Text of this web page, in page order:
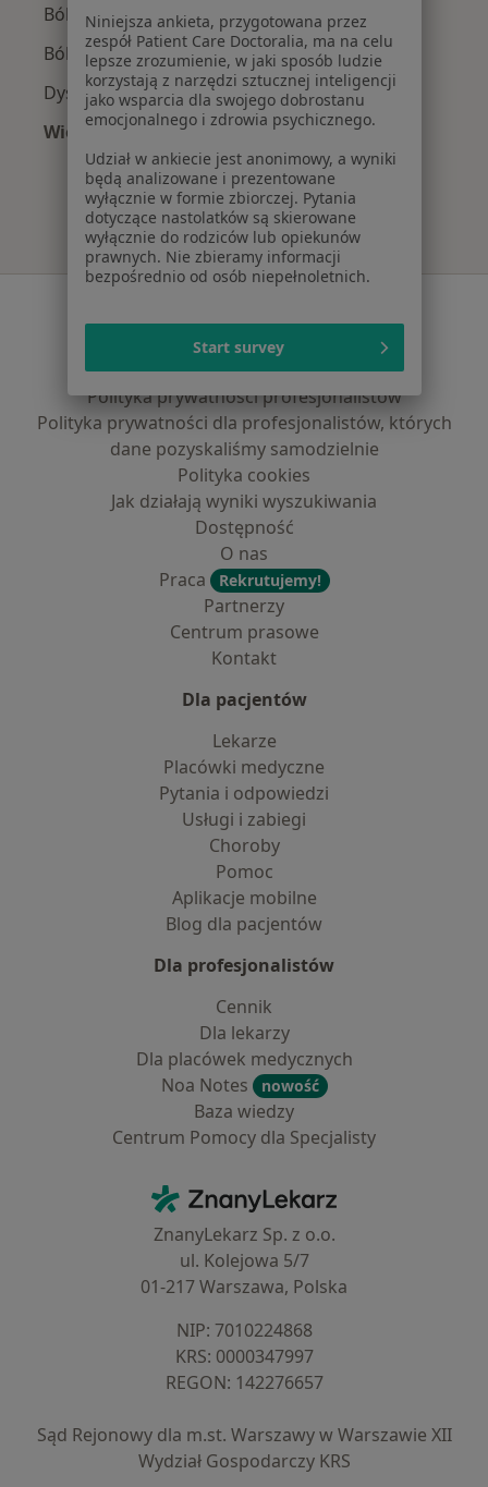
Ból barku w Tarnowie
Ból kolana w Tarnowie
Dyskopatia w Tarnowie
Więcej (15)
Więcej w kategorii: Najczęście leczone
Regulamin
Polityka prywatności pacjentów
Polityka prywatności profesjonalistów
Polityka prywatności dla profesjonalistów, których
dane pozyskaliśmy samodzielnie
Polityka cookies
Jak działają wyniki wyszukiwania
Dostępność
O nas
Praca
Rekrutujemy!
Partnerzy
Centrum prasowe
Kontakt
Dla pacjentów
Lekarze
Placówki medyczne
Pytania i odpowiedzi
Usługi i zabiegi
Choroby
Pomoc
Aplikacje mobilne
Blog dla pacjentów
Dla profesjonalistów
Cennik
Dla lekarzy
Dla placówek medycznych
Noa Notes
nowość
Baza wiedzy
Centrum Pomocy dla Specjalisty
ZnanyLekarz - Strona główna
ZnanyLekarz Sp. z o.o.
ul. Kolejowa 5/7
01-217 Warszawa, Polska
NIP: ⁠7010224868
KRS: ⁠0000347997
REGON: ⁠142276657
Sąd Rejonowy dla m.st. Warszawy w Warszawie XII
Wydział Gospodarczy KRS
Niniejsza ankieta, przygotowana przez
zespół Patient Care Doctoralia, ma na celu
lepsze zrozumienie, w jaki sposób ludzie
korzystają z narzędzi sztucznej inteligencji
jako wsparcia dla swojego dobrostanu
emocjonalnego i zdrowia psychicznego.
Udział w ankiecie jest anonimowy, a wyniki
będą analizowane i prezentowane
wyłącznie w formie zbiorczej. Pytania
dotyczące nastolatków są skierowane
wyłącznie do rodziców lub opiekunów
prawnych. Nie zbieramy informacji
bezpośrednio od osób niepełnoletnich.
Start survey